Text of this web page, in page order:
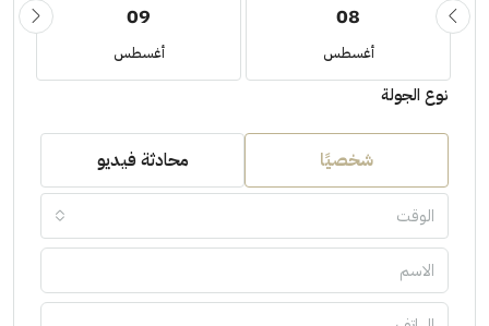
08
أغسطس
09
أغسطس
نوع الجولة
شخصيًا محادثة فيديو
الوقت